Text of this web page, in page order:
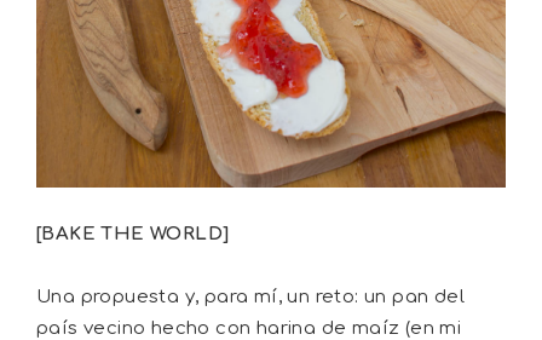
[BAKE THE WORLD]
Una propuesta y, para mí, un reto: un pan del
país vecino hecho con harina de maíz (en mi